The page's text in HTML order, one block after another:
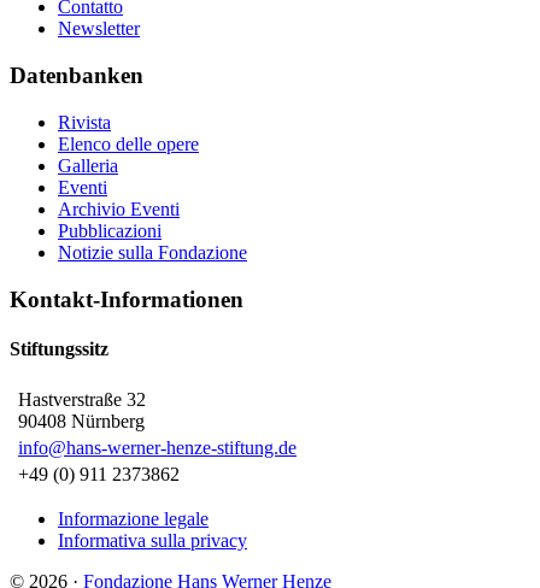
Contatto
Newsletter
Datenbanken
Rivista
Elenco delle opere
Galleria
Eventi
Archivio Eventi
Pubblicazioni
Notizie sulla Fondazione
Kontakt-Informationen
Stiftungssitz
Hastverstraße 32
90408 Nürnberg
info@hans-werner-henze-stiftung.de
+49 (0) 911 2373862
Informazione legale
Informativa sulla privacy
© 2026 · Fondazione Hans Werner Henze